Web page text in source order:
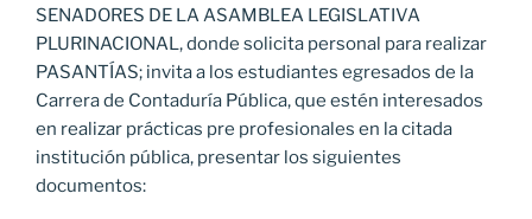
SENADORES DE LA ASAMBLEA LEGISLATIVA
PLURINACIONAL, donde solicita personal para realizar
PASANTÍAS; invita a los estudiantes egresados de la
Carrera de Contaduría Pública, que estén interesados
en realizar prácticas pre profesionales en la citada
institución pública, presentar los siguientes
documentos: